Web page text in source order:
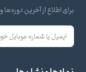
برای اطلاع از آخرین